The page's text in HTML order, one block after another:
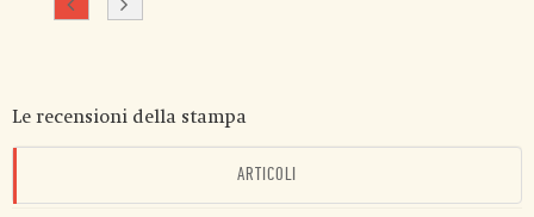
Le recensioni della stampa
ARTICOLI